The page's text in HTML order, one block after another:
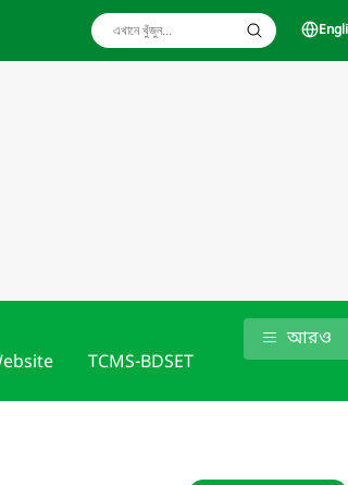
TCMS-BDSET
আরও